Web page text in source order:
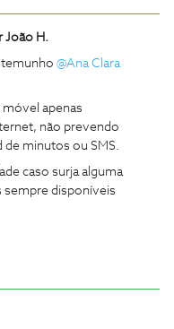
João H.
@Ana Clara
apenas
não prevendo
de minutos ou SMS.
caso surja alguma
sempre disponíveis